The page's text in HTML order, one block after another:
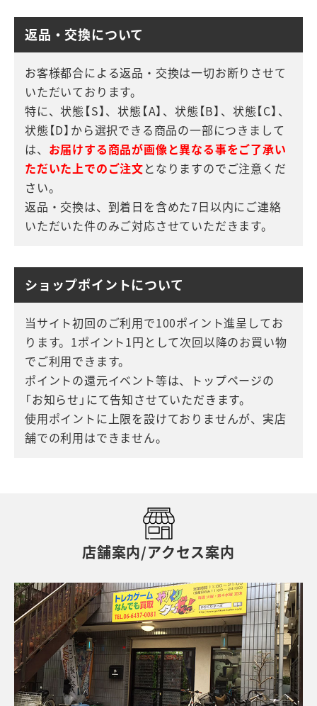
返品・交換について
お客様都合による返品・交換は一切お断りさせて
いただいております。
特に、状態【S】、状態【A】、状態【B】、状態【C】、
状態【D】から選択できる商品の一部につきまして
は、 お届けする商品が画像と異なる事をご了承い
ただいた上でのご注文となりますのでご注意くだ
さい。
返品・交換は、到着日を含めた7日以内にご連絡
いただいた件のみご対応させていただきます。
ショップポイントについて
当サイト初回のご利用で100ポイント進呈してお
ります。1ポイント1円として次回以降のお買い物
でご利用できます。
ポイントの還元イベント等は、トップページの
「お知らせ」にて告知させていただきます。
使用ポイントに上限を設けておりませんが、実店
舗での利用はできません。
店舗案内/アクセス案内